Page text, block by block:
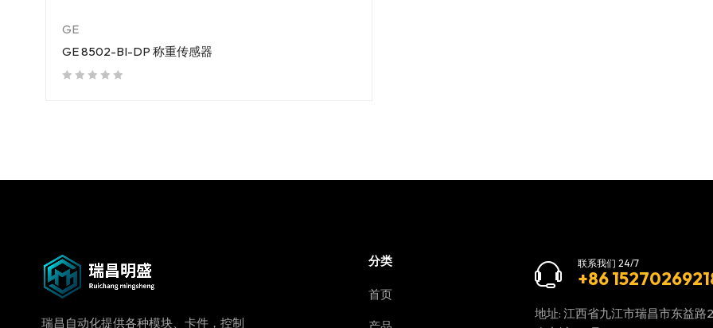
GE
GE 8502-BI-DP 称重传感器
瑞昌自动化提供各种模块、卡件，控制
分类
首页
联系我们 24/7
+86
地址: 江西省九江市瑞昌市东益路